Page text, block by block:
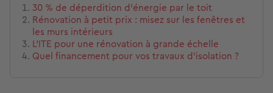
30 % de déperdition d’énergie par le toit
Rénovation à petit prix : misez sur les fenêtres et
les murs intérieurs
L’ITE pour une rénovation à grande échelle
Quel financement pour vos travaux d’isolation ?